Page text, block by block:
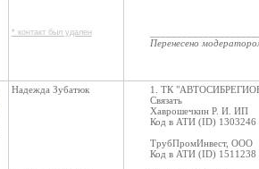
* контакт был удален
Перенесено
Надежда Зубатюк
1. ТК
Связать
Хаврошечкин Р. И. ИП
Код в АТИ (ID) 1303246
ТрубПромИнвест, ООО
Код в АТИ (ID) 1511238